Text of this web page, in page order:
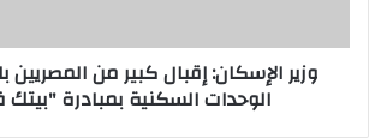
وزير الإسكان: إقبال كبير من المصريين
الوحدات السكنية بمبادرة